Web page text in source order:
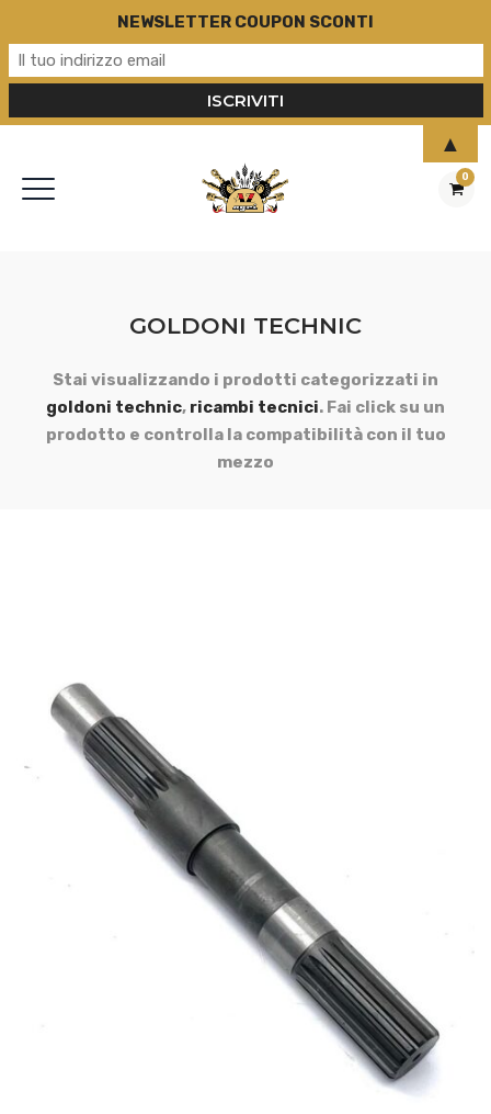
0
GOLDONI TECHNIC
Stai visualizzando i prodotti categorizzati in
goldoni technic, ricambi tecnici. Fai click su un
prodotto e controlla la compatibilità con il tuo
mezzo
NEWSLETTER COUPON SCONTI
▲